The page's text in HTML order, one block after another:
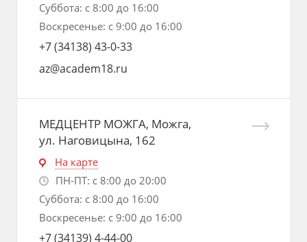
Суббота: с 8:00 до 16:00
Воскресенье: с 9:00 до 16:00
+7 (34138) 43-0-33
az@academ18.ru
МЕДЦЕНТР МОЖГА, Можга,
ул. Наговицына, 162
На карте
ПН-ПТ: с 8:00 до 20:00
Суббота: с 8:00 до 16:00
Воскресенье: с 9:00 до 16:00
+7 (34139) 4-44-00